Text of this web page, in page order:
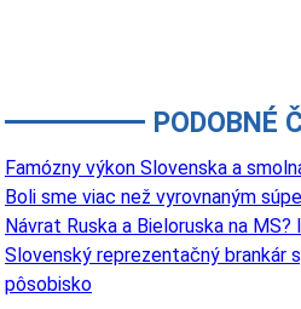
PODOBNÉ
Famózny výkon Slovenska a
Boli sme viac než vyrovnaným
Návrat Ruska a Bieloruska na MS?
Slovenský reprezentačný brankár
pôsobisko